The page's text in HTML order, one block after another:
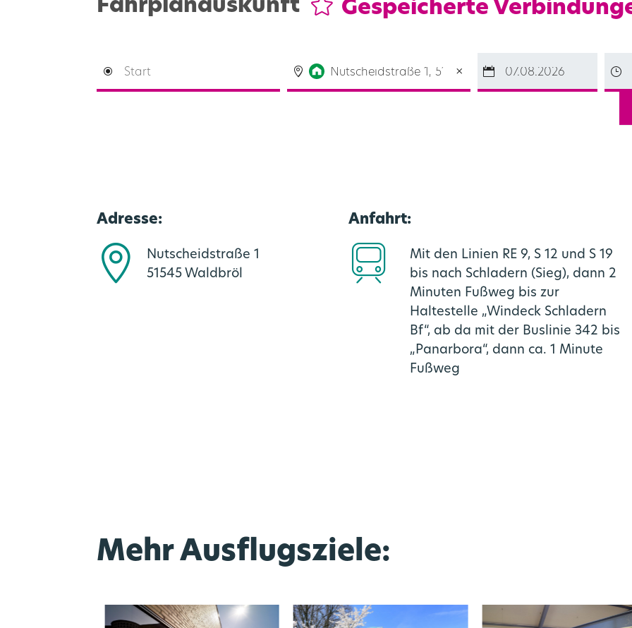
Fahrplanauskunft Gespeicherte
Adresse:
Nutscheidstraße 1
51545 Waldbröl
Anfahrt:
Mit den Linien RE 9, S 12 und S 19
bis nach Schladern (Sieg), dann 2
Minuten Fußweg bis zur
Haltestelle „Windeck Schladern
Bf“, ab da mit der Buslinie 342 bis
„Panarbora“, dann ca. 1 Minute
Fußweg
Mehr Ausflugsziele: